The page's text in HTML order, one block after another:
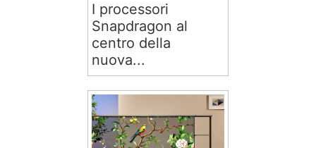
I processori
Snapdragon al
centro della
nuova...